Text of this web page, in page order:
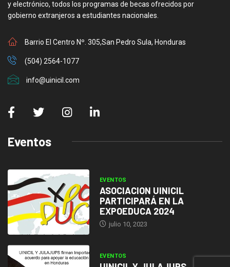
y electrónico, todos los programas de becas ofrecidos por
gobierno extranjeros a estudiantes nacionales.
Barrio El Centro Nº. 305,San Pedro Sula, Honduras
(504) 2564-1077
info@uinicil.com
Eventos
EVENTOS
ASOCIACION UINICIL
PARTICIPARÁ EN LA
EXPOEDUCA 2024
julio 10, 2023
EVENTOS